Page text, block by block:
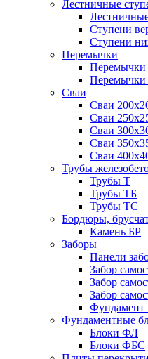
Лестничные
Ступени
Ступени
Перемычки
Перемычки
Сваи
Сваи
Сваи
Сваи
Сваи
Сваи
Трубы
Трубы Т
Трубы ТБ
Трубы ТС
Бордюры,
Камень БР
Заборы
Панели
Забор
Забор
Забор
Фyндамент
Фундаментные
Блоки ФЛ
Блоки ФБС